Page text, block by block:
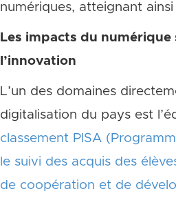
numériques, atteignant ainsi
Les impacts du numérique
l’innovation
L’un des domaines
digitalisation du pays est
classement PISA
le suivi des acquis des
de coopération et de